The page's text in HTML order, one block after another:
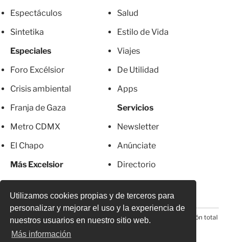
Utilizamos cookies propias y de terceros para
personalizar y mejorar el uso y la experiencia de
nuestros usuarios en nuestro sitio web.
Más información
Espectáculos
Sintetika
Especiales
Foro Excélsior
Crisis ambiental
Franja de Gaza
Metro CDMX
El Chapo
Más Excelsior
Mujeres
Salud
Estilo de Vida
Viajes
De Utilidad
Apps
Servicios
Newsletter
Anúnciate
Directorio
Suscripciones
© 2026 Todos los derechos reservados. Prohibida la reproducción total
o parcial, incluyendo cualquier medio electrónico*